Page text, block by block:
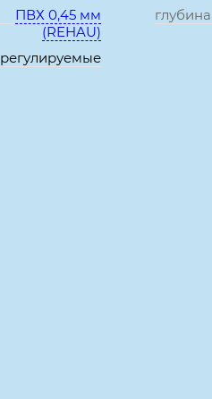
ПВХ 0,45 мм
(REHAU)
регулируемые
глубина